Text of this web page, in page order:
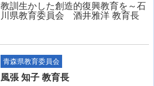
教訓生かした創造的復興教育を～石
川県教育委員会 酒井雅洋 教育長
青森県教育委員会
風張 知子 教育長